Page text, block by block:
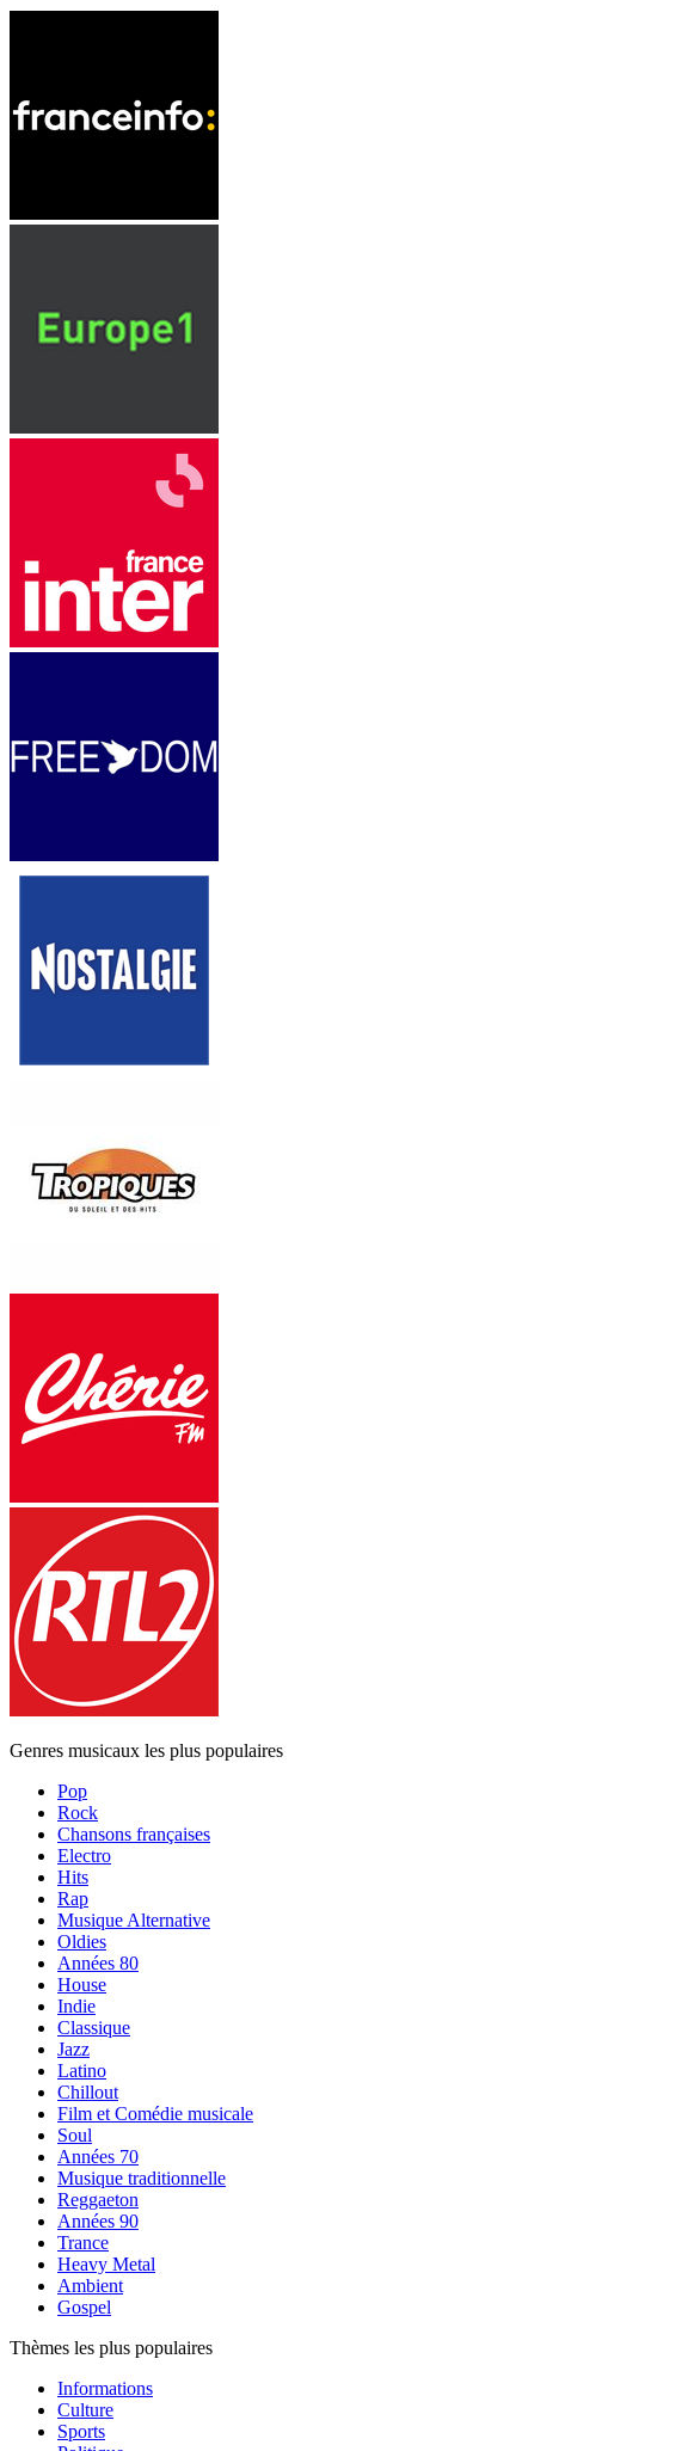
Genres musicaux les plus populaires
Pop
Rock
Chansons françaises
Electro
Hits
Rap
Musique Alternative
Oldies
Années 80
House
Indie
Classique
Jazz
Latino
Chillout
Film et Comédie musicale
Soul
Années 70
Musique traditionnelle
Reggaeton
Années 90
Trance
Heavy Metal
Ambient
Gospel
Thèmes les plus populaires
Informations
Culture
Sports